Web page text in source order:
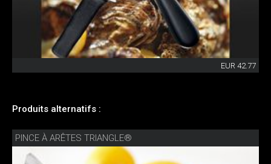
EUR 42.77
Produits alternatifs :
PINCE À ARÊTES TRIANGLE®